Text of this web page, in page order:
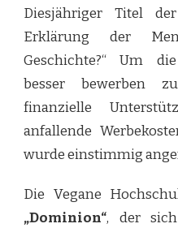
Diesjähriger Titel
Erklärung der
Geschichte?“ Um
besser bewerben
finanzielle
anfallende
wurde einstimmig
Die Vegane
„Dominion“, der